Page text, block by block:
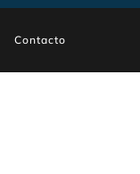
Contacto